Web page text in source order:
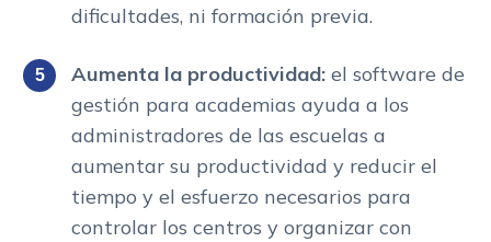
dificultades, ni formación previa.
Aumenta la productividad: el software de
gestión para academias ayuda a los
administradores de las escuelas a
aumentar su productividad y reducir el
tiempo y el esfuerzo necesarios para
controlar los centros y organizar con